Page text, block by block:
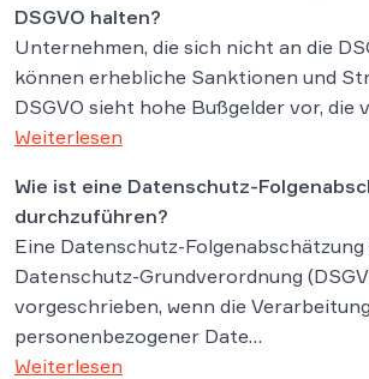
DSGVO halten?
Unternehmen, die sich nicht an die
können erhebliche Sanktionen und
DSGVO sieht hohe Bußgelder vor, die
Weiterlesen
Wie ist eine Datenschutz-
durchzuführen?
Eine Datenschutz-Folgenabschätzung
Datenschutz-Grundverordnung
vorgeschrieben, wenn die Verarbeitung
personenbezogener Date…
Weiterlesen